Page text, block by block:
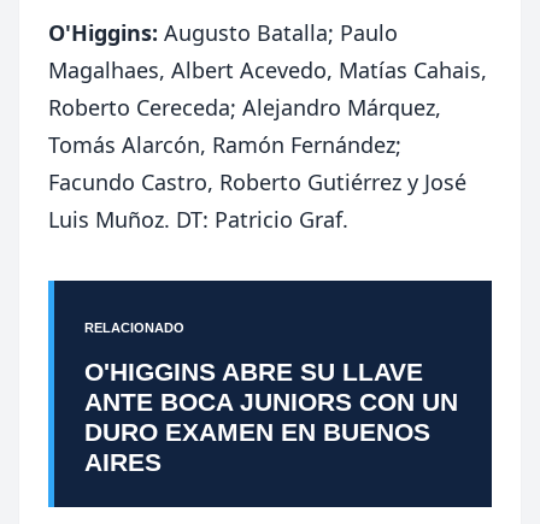
O'Higgins: Augusto Batalla; Paulo
Magalhaes, Albert Acevedo, Matías Cahais,
Roberto Cereceda; Alejandro Márquez,
Tomás Alarcón, Ramón Fernández;
Facundo Castro, Roberto Gutiérrez y José
Luis Muñoz. DT: Patricio Graf.
RELACIONADO
O'HIGGINS ABRE SU LLAVE
ANTE BOCA JUNIORS CON UN
DURO EXAMEN EN BUENOS
AIRES